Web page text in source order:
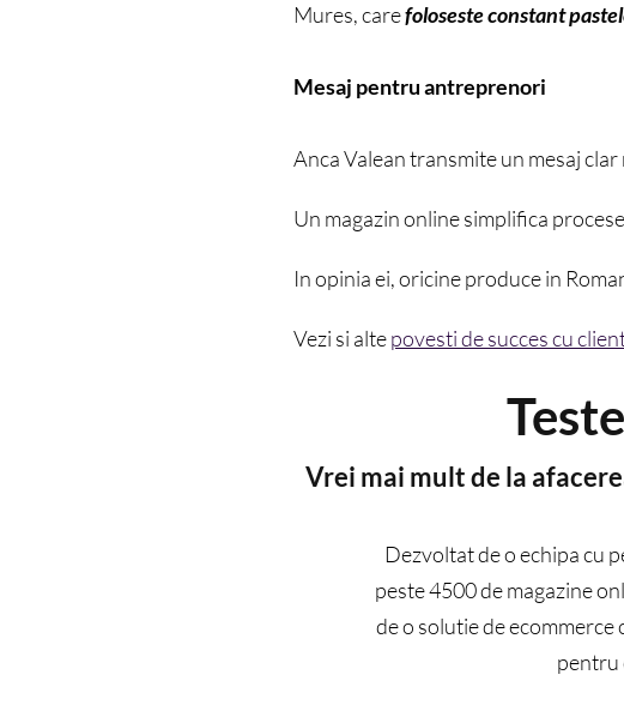
Mures, carefoloseste constant
Mesaj pentru antreprenori
Anca Valean transmite un mesaj
Un magazin online simplifica
In opinia ei, oricine produce in
Vezi si altepovesti de succes cu
Vrei mai mult de la
Dezvoltat de o echipa cu
peste 4500 de magazine
de o solutie de ecommerce
pentru